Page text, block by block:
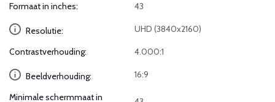
Formaat in inches:
43
Resolutie: UHD (3840x2160)
Contrastverhouding: 4.000:1
Beeldverhouding: 16:9
Minimale schermmaat in